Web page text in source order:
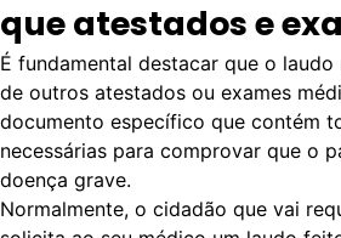
que atestados e
É fundamental destacar que o
de outros atestados ou exames
documento específico que contém
necessárias para comprovar que o
doença grave.
Normalmente, o cidadão que vai